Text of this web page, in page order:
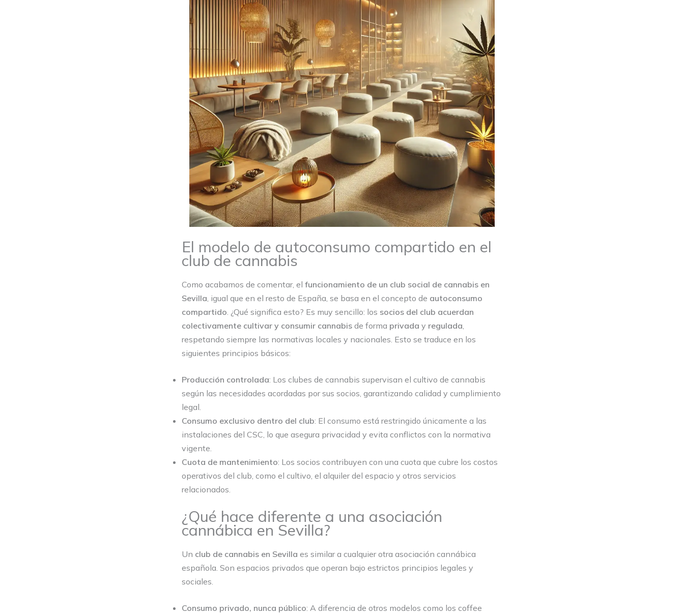
El modelo de autoconsumo compartido en el
club de cannabis
Como acabamos de comentar, el funcionamiento de un club social de cannabis en
Sevilla , igual que en el resto de España, se basa en el concepto de autoconsumo
compartido . ¿Qué significa esto? Es muy sencillo: los socios del club acuerdan
colectivamente cultivar y consumir cannabis de forma privada y regulada
respetando siempre las normativas locales y nacionales. Esto se traduce en los
siguientes principios básicos:
Producción controlada: Los clubes de cannabis supervisan el cultivo de cannabis
según las necesidades acordadas por sus socios, garantizando calidad y cumplimiento
legal.
Consumo exclusivo dentro del club: El consumo está restringido únicamente a las
instalaciones del CSC, lo que asegura privacidad y evita conflictos con la normativa
vigente.
Cuota de mantenimiento: Los socios contribuyen con una cuota que cubre los costos
operativos del club, como el cultivo, el alquiler del espacio y otros servicios
relacionados.
¿Qué hace diferente a una asociación
cannábica en Sevilla?
Un club de cannabis en Sevilla es similar a cualquier otra asociación cannábica
española. Son espacios privados que operan bajo estrictos principios legales y
sociales.
Consumo privado, nunca público: A diferencia de otros modelos como los coffee